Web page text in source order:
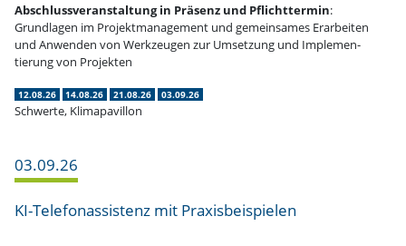
Abschluss­ver­an­staltung in Präsenz und Pflicht­termin:
Grund­lagen im Projekt­ma­nagement und gemein­sames Erarbeiten
und Anwenden von Werkzeugen zur Umsetzung und Imple­men­
tierung von Projekten
12.08.26 14.08.26 21.08.26 03.09.26
Schwerte, Klimapavillon
03.09.26
KI-Telefon­as­­sistenz mit Praxisbeispielen